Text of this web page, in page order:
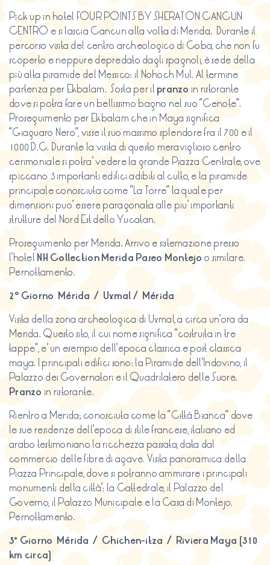
Pick up in hotel FOUR POINTS BY SHERATON CANCUN
CENTRO e si lascia Cancun alla volta di Merida. Durante il
percorso visita del centro archeologico di Coba, che non fu
scoperto e neppure depredato dagli spagnoli, è sede della
più alta piramide del Messico: il Nohoch Mul. Al termine
partenza per Ekbalam. Sosta per ilpranzo in ristorante
dove si potra fare un bellissimo bagno nel suo “Cenote”.
Proseguimento per Ekbalam che in Maya significa
“Giaguaro Nero”, visse il suo massimo splendore fra il 700 e il
1000 D.C. Durante la visita di questo meraviglioso centro
cerimoniale si potra’ vedere la grande Piazza Centrale, ove
spiccano 3 importanti edifici adibiti al culto, e la piramide
principale conosciuta come “La Torre” la quale per
dimensioni puo’ essere paragonata alle piu’ importanti
strutture del Nord Est dello Yucatan.
Proseguimento per Merida. Arrivo e sistemazione presso
l’hotel NH Collection Merida Paseo Montejo o similare.
Pernottamento.
2º Giorno Mérida / Uxmal / Mérida
Visita della zona archeologica di Uxmal, a circa un’ora da
Merida. Questo sito, il cui nome significa “costruita in tre
tappe”, e’ un esempio dell’epoca classica e post classica
maya. I principali edifici sono: la Piramide dell’Indovino, il
Palazzo dei Governatori e il Quadrilatero delle Suore.
Pranzo in ristorante.
Rientro a Merida; conosciuta come la “Cittá Bianca” dove
le sue residenze dell’epoca di stile francese, italiano ed
arabo testimoniano la ricchezza passata, data dal
commercio delle fibre di agave. Visita panoramica della
Piazza Principale, dove si potranno ammirare i principali
monumenti della città’: la Cattedrale, il Palazzo del
Governo, il Palazzo Municipale e la Casa di Montejo.
Pernottamento.
3° Giorno Mérida / Chichen-itza / Riviera Maya (310
km circa)